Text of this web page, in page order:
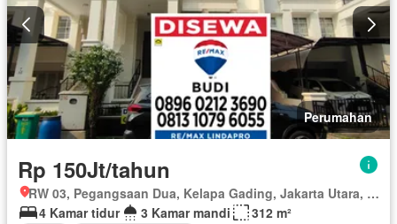
Perumahan
Rp 150Jt/tahun
RW 03, Pegangsaan Dua, Kelapa Gading, Jakarta Utara, Daerah Khusus Ibukota Jakarta
4 Kamar tidur
3 Kamar mandi
312 m²